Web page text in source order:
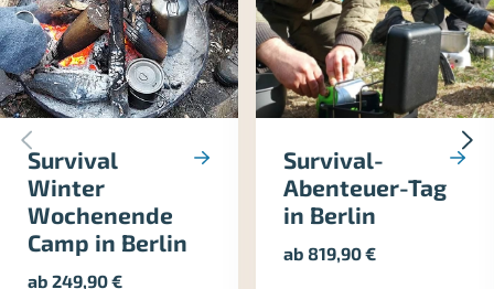
Survival
Winter
Wochenende
Camp in Berlin
ab249,90€
Survival-
Abenteuer-Tag
in Berlin
ab819,90€